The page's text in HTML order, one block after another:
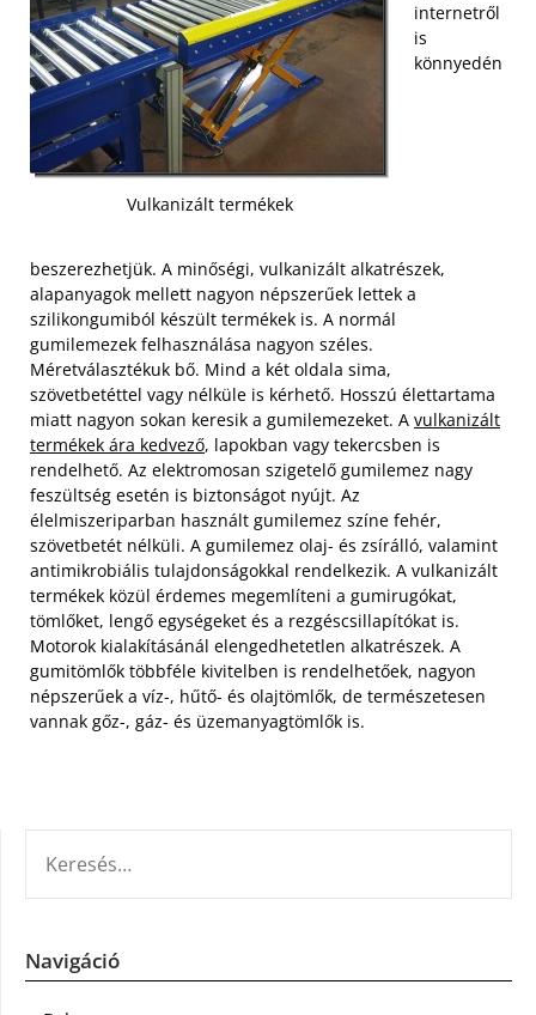
Vulkanizált termékek
internetről
is
könnyedén
beszerezhetjük. A minőségi, vulkanizált alkatrészek,
alapanyagok mellett nagyon népszerűek lettek a
szilikongumiból készült termékek is. A normál
gumilemezek felhasználása nagyon széles.
Méretválasztékuk bő. Mind a két oldala sima,
szövetbetéttel vagy nélküle is kérhető. Hosszú élettartama
miatt nagyon sokan keresik a gumilemezeket. A vulkanizált
termékek ára kedvező, lapokban vagy tekercsben is
rendelhető. Az elektromosan szigetelő gumilemez nagy
feszültség esetén is biztonságot nyújt. Az
élelmiszeriparban használt gumilemez színe fehér,
szövetbetét nélküli. A gumilemez olaj- és zsírálló, valamint
antimikrobiális tulajdonságokkal rendelkezik. A vulkanizált
termékek közül érdemes megemlíteni a gumirugókat,
tömlőket, lengő egységeket és a rezgéscsillapítókat is.
Motorok kialakításánál elengedhetetlen alkatrészek. A
gumitömlők többféle kivitelben is rendelhetőek, nagyon
népszerűek a víz-, hűtő- és olajtömlők, de természetesen
vannak gőz-, gáz- és üzemanyagtömlők is.
Navigáció